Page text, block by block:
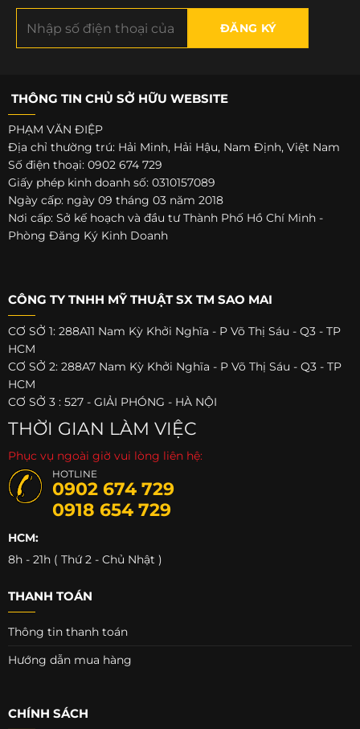
THÔNG TIN CHỦ SỞ HỮU WEBSITE
PHẠM VĂN ĐIỆP
Địa chỉ thường trú: Hải Minh, Hải Hậu, Nam Định, Việt Nam
Số điện thoại: 0902 674 729
Giấy phép kinh doanh số: 0310157089
Ngày cấp: ngày 09 tháng 03 năm 2018
Nơi cấp: Sở kế hoạch và đầu tư Thành Phố Hồ Chí Minh -
Phòng Đăng Ký Kinh Doanh
CÔNG TY TNHH MỸ THUẬT SX TM SAO MAI
CƠ SỞ 1: 288A11 Nam Kỳ Khởi Nghĩa - P Võ Thị Sáu - Q3 - TP
HCM
CƠ SỞ 2: 288A7 Nam Kỳ Khởi Nghĩa - P Võ Thị Sáu - Q3 - TP
HCM
CƠ SỞ 3 : 527 - GIẢI PHÓNG - HÀ NỘI
THỜI GIAN LÀM VIỆC
Phục vụ ngoài giờ vui lòng liên hệ:
HOTLINE
0902 674 729
0918 654 729
HCM:
8h - 21h ( Thứ 2 - Chủ Nhật )
THANH TOÁN
Thông tin thanh toán
Hướng dẫn mua hàng
CHÍNH SÁCH